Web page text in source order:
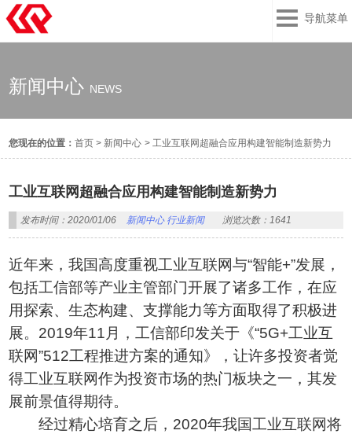
导航菜单
新闻中心 NEWS
您现在的位置：首页 > 新闻中心 >工业互联网超融合应用构建智能制造新势力
工业互联网超融合应用构建智能制造新势力
发布时间：2020/01/06 新闻中心 行业新闻 浏览次数：1641
近年来，我国高度重视工业互联网与“智能+”发展，
包括工信部等产业主管部门开展了诸多工作，在应
用探索、生态构建、支撑能力等方面取得了积极进
展。2019年11月，工信部印发关于《“5G+工业互
联网”512工程推进方案的通知》，让许多投资者觉
得工业互联网作为投资市场的热门板块之一，其发
展前景值得期待。
经过精心培育之后，2020年我国工业互联网将